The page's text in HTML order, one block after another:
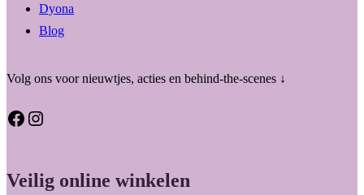
Dyona
Blog
Volg ons voor nieuwtjes, acties en behind-the-scenes ↓
Facebook Instagram
Veilig online winkelen